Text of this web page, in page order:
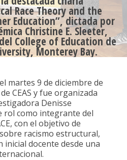
Race Theory and the
Education”, dictada por
Christine E. Sleeter,
College of Education de
Monterey Bay.
martes 9 de diciembre de
CEAS y fue organizada
Denisse
rol como integrante del
con el objetivo de
racismo estructural,
docente desde una